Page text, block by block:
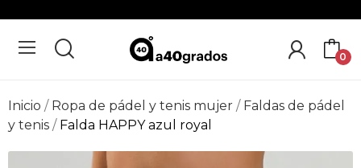
0
Inicio Ropa de pádel y tenis mujer
Faldas de pádel
y tenis
Falda HAPPY azul royal